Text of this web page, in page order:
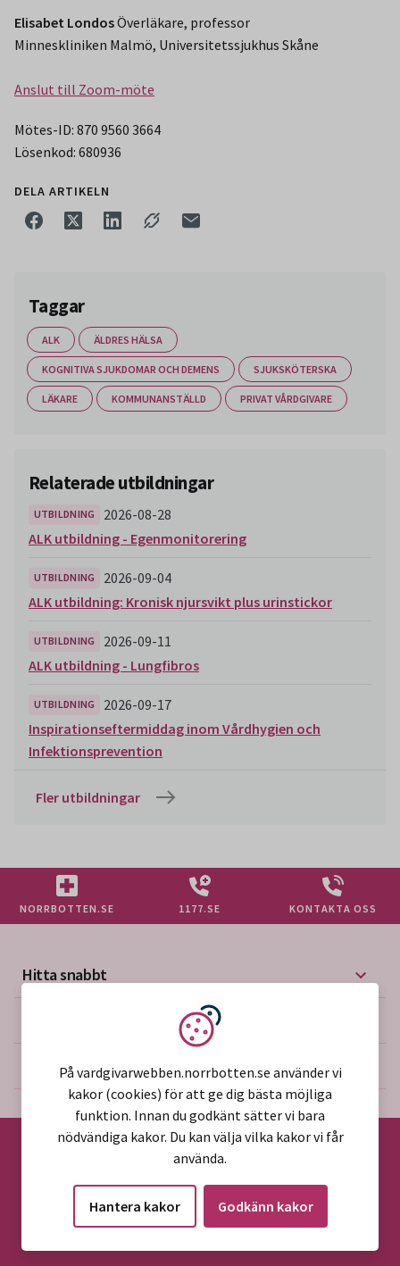
Elisabet LondosÖverläkare, professor
Minneskliniken Malmö, Universitetssjukhus Skåne
Anslut till Zoom-möte
Mötes-ID: 870 9560 3664
Lösenkod: 680936
DELA ARTIKELN
Taggar
ALK ÄLDRES HÄLSA
KOGNITIVA SJUKDOMAR OCH DEMENS SJUKSKÖTERSKA
LÄKARE KOMMUNANSTÄLLD PRIVAT VÅRDGIVARE
Relaterade utbildningar
UTBILDNING
2026-08-28
ALK utbildning - Egenmonitorering
UTBILDNING
2026-09-04
ALK utbildning: Kronisk njursvikt plus urinstickor
UTBILDNING
2026-09-11
ALK utbildning - Lungfibros
UTBILDNING
2026-09-17
Inspirationseftermiddag inom Vårdhygien och
Infektionsprevention
Fler utbildningar
NORRBOTTEN.SE 1177.SE KONTAKTA OSS
Hitta snabbt
Mer på vårdgivarwebben
Om webbplatsen
©2026 Region Norrbotten
Vi använder kakor
På vardgivarwebben.norrbotten.se använder vi
kakor (cookies) för att ge dig bästa möjliga
funktion. Innan du godkänt sätter vi bara
nödvändiga kakor. Du kan välja vilka kakor vi får
använda.
Hantera kakor Godkänn kakor